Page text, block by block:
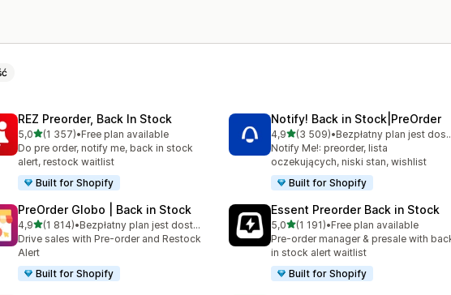
REZ Preorder, Back In Stock
5,0na 5 gwiazdek
(1 357)
Łączna liczba recenzji: 1357
•Free plan available
Do pre order, notify me, back in stock
alert, restock waitlist
Built for Shopify
Notify! Back in Stock|PreOrder
4,9na 5 gwiazdek
(3 509)
Łączna liczba recenzji: 3509
•
Bezpłatny
Notify Me!: preorder, lista
oczekujących, niski stan, wishlist
Built for Shopify
PreOrder Globo | Back in Stock
4,9na 5 gwiazdek
(1 814)
Łączna liczba recenzji: 1814
•
Bezpłatny plan jest dostępny
Drive sales with Pre-order and Restock
Alert
Built for Shopify
Essent Preorder Back in Stock
5,0na 5 gwiazdek
(1 191)
Łączna liczba recenzji: 1191
•Free plan available
Pre-order manager & presale with
in stock alert waitlist
Built for Shopify